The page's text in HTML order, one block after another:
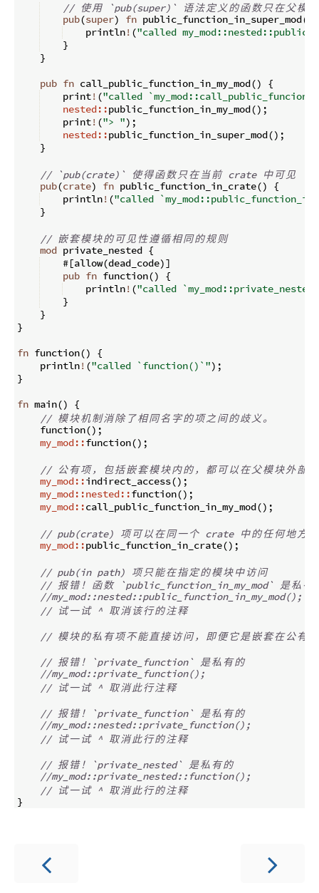
// 使用 `pub(super)` 语法定义的函 数只在父模
pub(super) fn public_function_in_super_mod(
    println
! ("called
}
}
pub fn call_public_function_in_my_mod()
{
    print
! ("called
nested::public_function_in_my_mod() ;
    print
! ("> ") ;
nested::public_function_in_super_mod() ;
}
// `pub(crate)` 使得函 数只在当前 crate 中 可 见
pub(crate) fn public_function_in_crate()
{
    println
! ("called
}
// 嵌套模块的 可 见 性遵 循相同的规则
mod private_nested {
    #
[allow(dead_code)]
pub fn function()
{
    println
! ("called
}
}
}
fn function()
{
    println
! ("called `function()`") ;
}
fn main()
{
// 模块机制消除 了相同名 字的项之间的歧义。
    function
() ;
my_mod::function() ;
// 公 有项 ， 包括 嵌套模块内的 ， 都 可 以在父模块外部
my_mod::indirect_access() ;
my_mod::nested::function() ;
my_mod::call_public_function_in_my_mod() ;
// pub(crate) 项 可 以在同 一 个 crate 中的 任 何地方
my_mod::public_function_in_crate() ;
// pub(in path) 项只能在指定的模块 中 访问
// 报 错 ！ 函 数 `public_function_in_my_mod` 是私 有
//my_mod::nested::public_function_in_my_mod();
// 试 一 试 ^ 取消 该行的注释
// 模块的私 有项不能直接 访问 ， 即 便 它是 嵌套在 公 有
// 报 错 ！ `private_function` 是私 有的
//my_mod::private_function();
// 试 一 试 ^ 取消此行注释
// 报 错 ！ `private_function` 是私 有的
//my_mod::nested::private_function();
// 试 一 试 ^ 取消此行的注释
// 报 错 ！ `private_nested` 是私 有的
//my_mod::private_nested::function();
// 试 一 试 ^ 取消此行的注释
}